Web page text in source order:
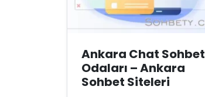
Ankara Chat Sohbet
Odaları – Ankara
Sohbet Siteleri